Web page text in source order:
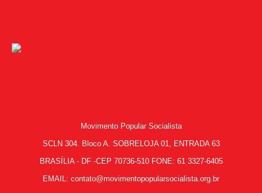
Movimento Popular Socialista
SCLN 304. Bloco A. SOBRELOJA 01, ENTRADA 63
BRASÍLIA - DF -CEP 70736-510 FONE: 61 3327-6405
EMAIL: contato@movimentopopularsocialista.org.br